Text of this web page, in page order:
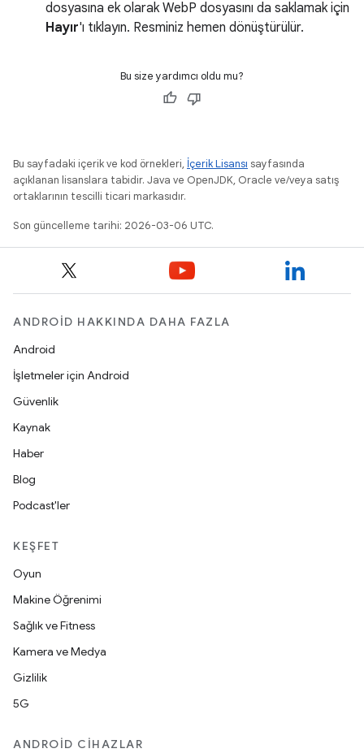
dosyasına ek olarak WebP dosyasını da saklamak için
Hayır'ı tıklayın. Resminiz hemen dönüştürülür.
Bu size yardımcı oldu mu?
Bu sayfadaki içerik ve kod örnekleri, İçerik Lisansı sayfasında
açıklanan lisanslara tabidir. Java ve OpenJDK, Oracle ve/veya satış
ortaklarının tescilli ticari markasıdır.
Son güncelleme tarihi: 2026-03-06 UTC.
ANDROID HAKKINDA DAHA FAZLA
Android
İşletmeler için Android
Güvenlik
Kaynak
Haber
Blog
Podcast'ler
KEŞFET
Oyun
Makine Öğrenimi
Sağlık ve Fitness
Kamera ve Medya
Gizlilik
5G
ANDROID CIHAZLAR